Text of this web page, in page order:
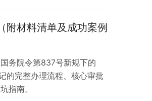
附材料清单及成功案例
务院令第837号新规下的
的完整办理流程、核心审批
指南。